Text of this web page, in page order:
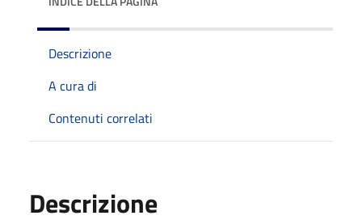
Descrizione
A cura di
Contenuti correlati
Descrizione